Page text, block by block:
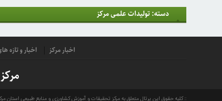
مرکز
تحقیقات و
دسته: تولیدات علمی مرکز
اخبار مرکز اخبار و تازه
کلیه حقوق این پرتال متعلق به مرکز تحقیقات و آموزش کشاورزی و منابع طبیعی استان